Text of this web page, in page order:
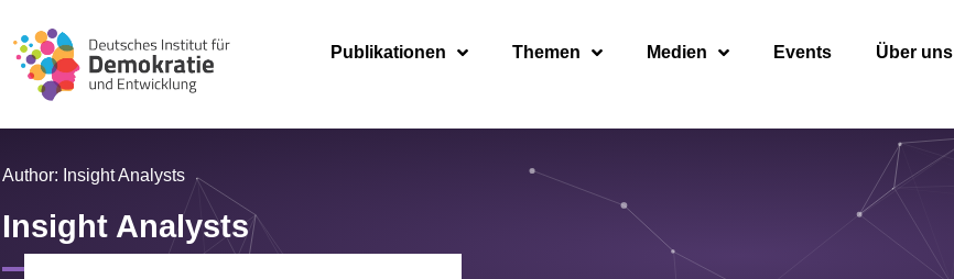
Publikationen Themen Medien Events Über uns
Author: Insight Analysts
Insight Analysts